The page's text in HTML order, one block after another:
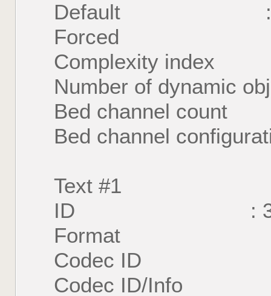
Default :
Forced :
Complexity
Number of dynamic
Bed channel
Bed channel
Text #1
ID :
Format :
Codec ID :
Codec ID/Info :